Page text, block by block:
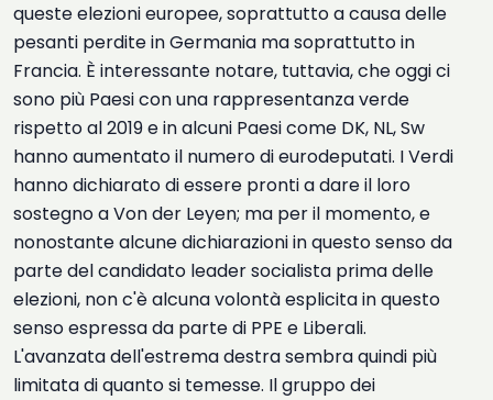
queste elezioni europee, soprattutto a causa delle
pesanti perdite in Germania ma soprattutto in
Francia. È interessante notare, tuttavia, che oggi ci
sono più Paesi con una rappresentanza verde
rispetto al 2019 e in alcuni Paesi come DK, NL, Sw
hanno aumentato il numero di eurodeputati. I Verdi
hanno dichiarato di essere pronti a dare il loro
sostegno a Von der Leyen; ma per il momento, e
nonostante alcune dichiarazioni in questo senso da
parte del candidato leader socialista prima delle
elezioni, non c'è alcuna volontà esplicita in questo
senso espressa da parte di PPE e Liberali.
L'avanzata dell'estrema destra sembra quindi più
limitata di quanto si temesse. Il gruppo dei